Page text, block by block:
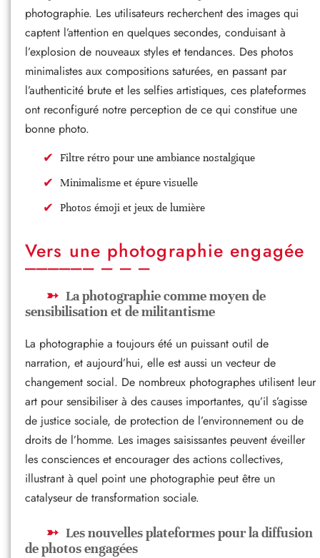
photographie. Les utilisateurs recherchent des images qui
captent l’attention en quelques secondes, conduisant à
l’explosion de nouveaux styles et tendances. Des photos
minimalistes aux compositions saturées, en passant par
l’authenticité brute et les selfies artistiques, ces plateformes
ont reconfiguré notre perception de ce qui constitue une
bonne photo.
Filtre rétro pour une ambiance nostalgique
Minimalisme et épure visuelle
Photos émoji et jeux de lumière
Vers une photographie engagée
La photographie comme moyen de
sensibilisation et de militantisme
La photographie a toujours été un puissant outil de
narration, et aujourd’hui, elle est aussi un vecteur de
changement social. De nombreux photographes utilisent leur
art pour sensibiliser à des causes importantes, qu’il s’agisse
de justice sociale, de protection de l’environnement ou de
droits de l’homme. Les images saisissantes peuvent éveiller
les consciences et encourager des actions collectives,
illustrant à quel point une photographie peut être un
catalyseur de transformation sociale.
Les nouvelles plateformes pour la diffusion
de photos engagées